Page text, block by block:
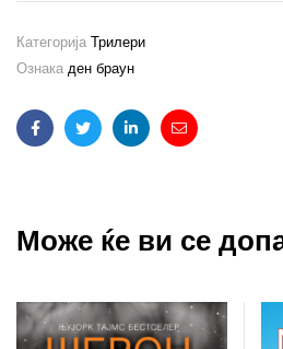
Категорија Трилери
Ознака ден браун
FacebookTwitterLinkedinEmail
Може ќе ви се